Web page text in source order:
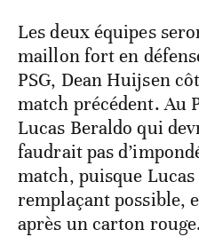
Les deux équipes
maillon fort en
PSG, Dean Huijsen
match précédent. Au
Lucas Beraldo qui
faudrait pas
match, puisque
remplaçant possible,
après un carton